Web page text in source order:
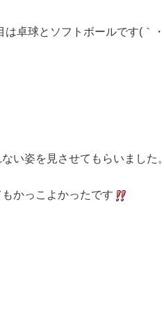
卓球とソフトボールです(｀・
い姿を見させてもらいました。
かっこよかったです